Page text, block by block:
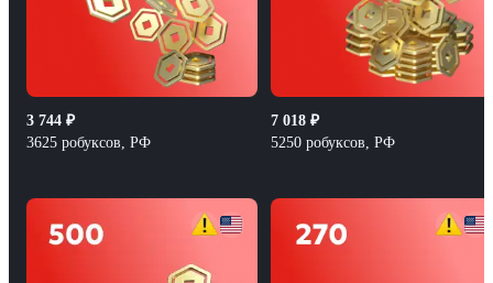
3 744 ₽
3625 робуксов, РФ
7 018 ₽
5250 робуксов, РФ